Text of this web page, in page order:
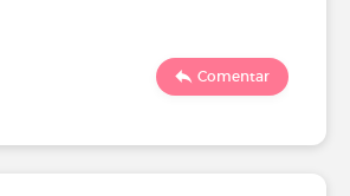
Comentar